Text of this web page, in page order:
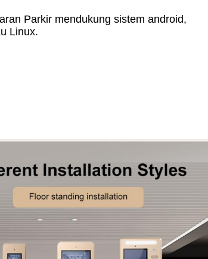
Parkir mendukung sistem android,
Linux.